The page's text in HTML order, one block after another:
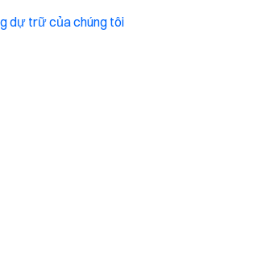
dự trữ của chúng tôi